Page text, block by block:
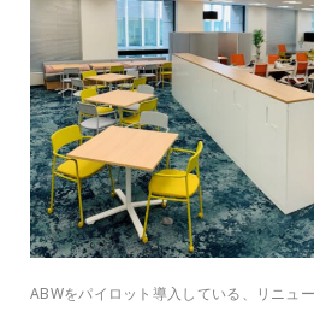
ABWをパイロット導入している、リニュ